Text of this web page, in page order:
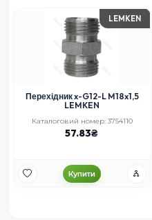
LEMKEN
Перехідник x-G12-L M18x1,5
LEMKEN
Каталоговий номер: 3754110
57.83
Купити